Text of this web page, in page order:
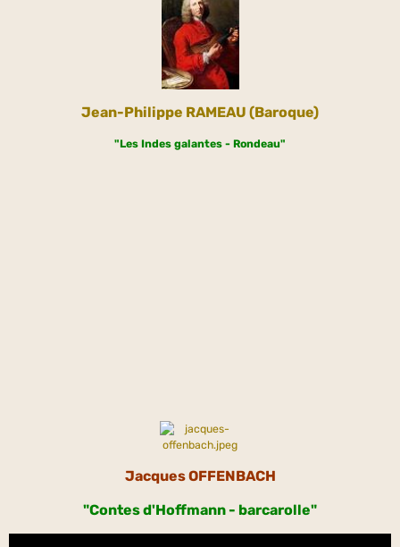
Jean-Philippe RAMEAU (Baroque)
"Les Indes galantes - Rondeau"
Jacques OFFENBACH
"Contes d'Hoffmann - barcarolle"